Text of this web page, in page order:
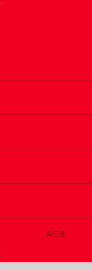
AGB